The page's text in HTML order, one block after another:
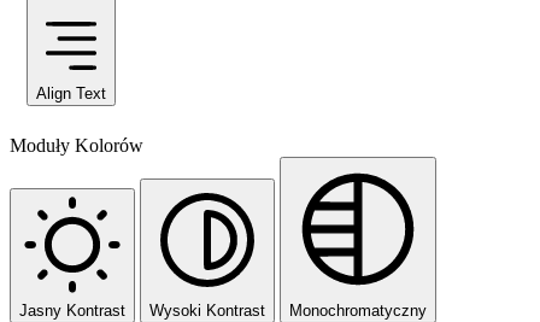
Align Text
Moduły Kolorów
Jasny Kontrast Wysoki Kontrast Monochromatyczny